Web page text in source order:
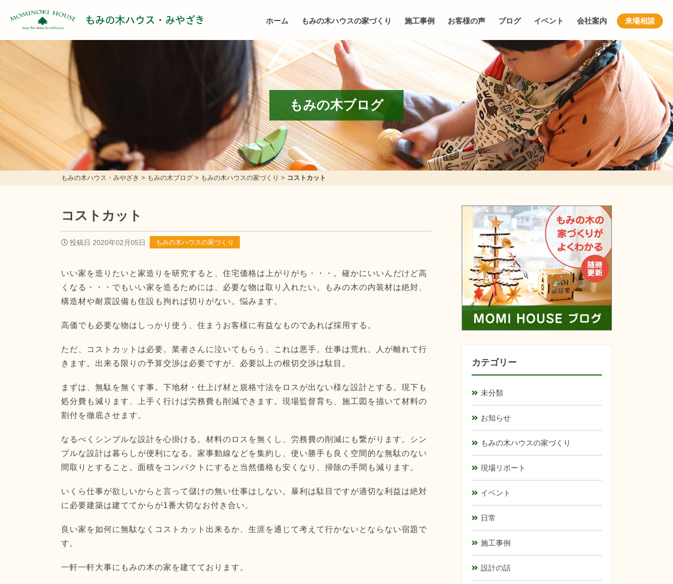
もみの木ハウス・みやざき ホーム もみの木ハウスの家づくり 施工事例 お客様の声 ブログ イベント 会社案内 来場相談
もみの木ブログ
もみの木ハウス・みやざき > もみの木ブログ > もみの木ハウスの家づくり > コストカット
コストカット
投稿日 2020年02月05日 もみの木ハウスの家づくり
いい家を造りたいと家造りを研究すると、住宅価格は上がりがち・・・。確かにいいんだけど高
くなる・・・でもいい家を造るためには、必要な物は取り入れたい。もみの木の内装材は絶対、
構造材や耐震設備も住設も拘れば切りがない。悩みます。
高価でも必要な物はしっかり使う、住まうお客様に有益なものであれば採用する。
ただ、コストカットは必要。業者さんに泣いてもらう、これは悪手。仕事は荒れ、人が離れて行
きます。出来る限りの予算交渉は必要ですが、必要以上の根切交渉は駄目。
まずは、無駄を無くす事。下地材・仕上げ材と規格寸法をロスが出ない様な設計とする。現下も
処分費も減ります、上手く行けば労務費も削減できます。現場監督育ち、施工図を描いて材料の
割付を徹底させます。
なるべくシンプルな設計を心掛ける。材料のロスを無くし、労務費の削減にも繋がります。シン
プルな設計は暮らしが便利になる。家事動線などを集約し、使い勝手も良く空間的な無駄のない
間取りとすること。面積をコンパクトにすると当然価格も安くなり、掃除の手間も減ります。
いくら仕事が欲しいからと言って儲けの無い仕事はしない。暴利は駄目ですが適切な利益は絶対
に必要建築は建ててからが1番大切なお付き合い。
良い家を如何に無駄なくコストカット出来るか、生涯を通じて考えて行かないとならない宿題で
す。
一軒一軒大事にもみの木の家を建てております。
カテゴリー
未分類
お知らせ
もみの木ハウスの家づくり
現場リポート
イベント
日常
施工事例
設計の話